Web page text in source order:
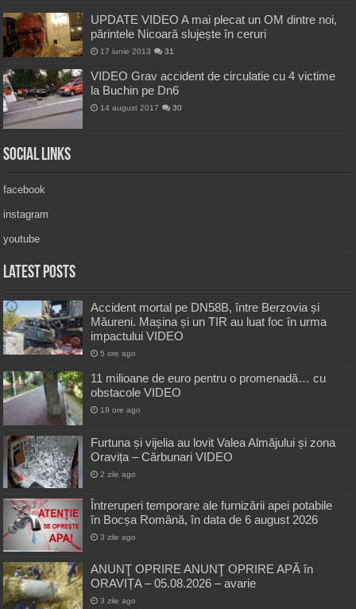
UPDATE VIDEO A mai plecat un OM dintre noi,
părintele Nicoară slujește în ceruri
17 iunie 2013 31
VIDEO Grav accident de circulatie cu 4 victime
la Buchin pe Dn6
14 august 2017 30
Social Links
facebook
instagram
youtube
Latest Posts
Accident mortal pe DN58B, între Berzovia și
Măureni. Mașina și un TIR au luat foc în urma
impactului VIDEO
5 ore ago
11 milioane de euro pentru o promenadă… cu
obstacole VIDEO
18 ore ago
Furtuna și vijelia au lovit Valea Almăjului și zona
Oravița – Cărbunari VIDEO
2 zile ago
Întreruperi temporare ale furnizării apei potabile
în Bocșa Română, în data de 6 august 2026
3 zile ago
ANUNŢ OPRIRE ANUNŢ OPRIRE APĂ în
ORAVIȚA – 05.08.2026 – avarie
3 zile ago